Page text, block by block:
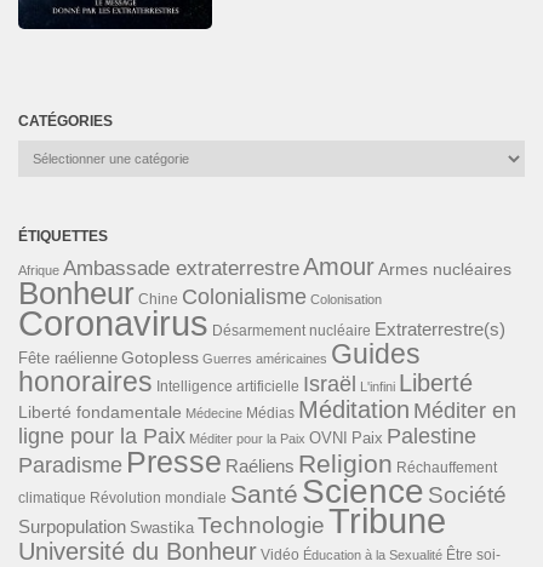
CATÉGORIES
Catégories
ÉTIQUETTES
Afrique Ambassade extraterrestreAmourArmes nucléaires
Bonheur Chine Colonialisme Colonisation
Coronavirus Désarmement nucléaire Extraterrestre(s)
Fête raélienne Gotopless Guerres américaines Guides
honoraires Intelligence artificielle Israël L'infini Liberté
Liberté fondamentale Médecine Médias Méditation Méditer en
ligne pour la Paix Méditer pour la Paix OVNI Paix Palestine
Paradisme Presse Raéliens Religion Réchauffement
climatique Révolution mondiale Santé Science Société
Surpopulation Swastika TechnologieTribune
Université du Bonheur Vidéo Éducation à la Sexualité Être soi-